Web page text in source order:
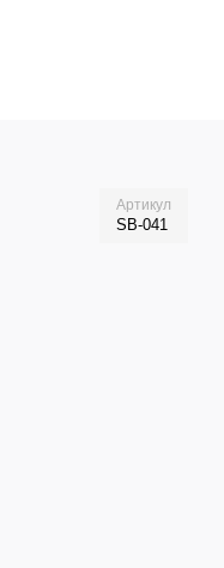
Артикул
SB-041